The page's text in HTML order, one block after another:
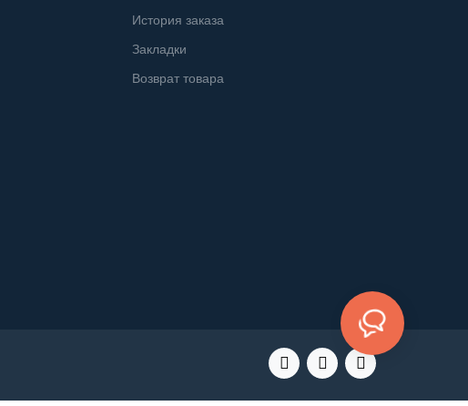
История заказа
Закладки
Возврат товара